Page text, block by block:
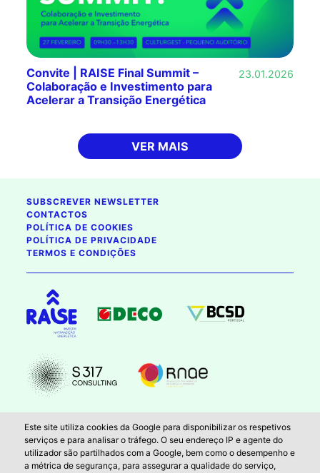
Convite | RAISE Final Summit –
Colaboração e Investimento para
Acelerar a Transição Energética
23.01.2026
VER MAIS
SUBSCREVER NEWSLETTER
CONTACTOS
POLÍTICA DE COOKIES
POLÍTICA DE PRIVACIDADE
TERMOS E CONDIÇÕES
Cofinanciado pela União Europeia. No entanto, os pontos de vista e opiniões
Este site utiliza cookies da Google para disponibilizar os respetivos
serviços e para analisar o tráfego. O seu endereço IP e agente do
utilizador são partilhados com a Google, bem como o desempenho e
a métrica de segurança, para assegurar a qualidade do serviço,